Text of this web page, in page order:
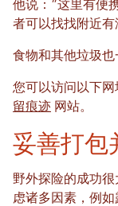
他说：“这里有便
者可以找找附近
食物和其他垃圾也
您可以访问以下
留痕迹 网站。
妥善打包
野外探险的成功
虑诸多因素，例